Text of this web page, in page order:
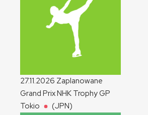
27.11.2026 Zaplanowane
Grand Prix NHK TrophyGP
Tokio
(JPN)